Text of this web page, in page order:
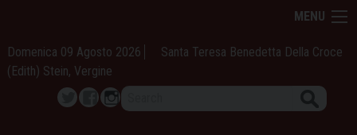
content
MENU
Domenica 09 Agosto 2026
Santa Teresa Benedetta Della Croce
(Edith) Stein, Vergine
TwitterFacebook
Instagram